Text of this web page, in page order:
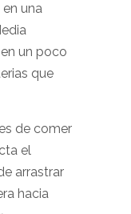
una
un poco
que
de comer
el
arrastrar
hacia